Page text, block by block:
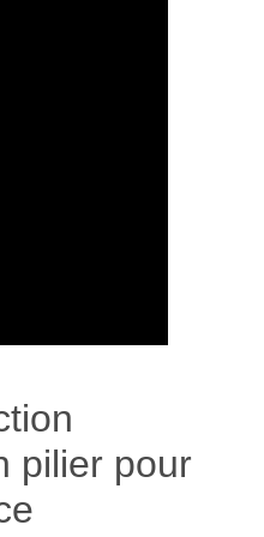
pilier pour